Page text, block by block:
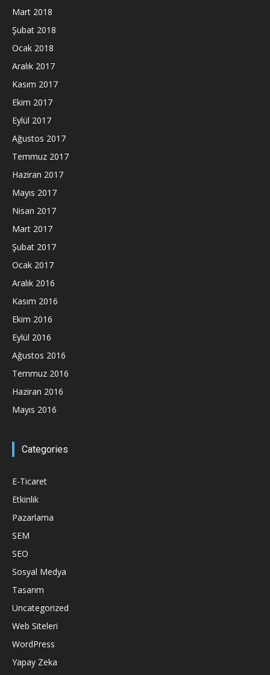
Mart 2018
Şubat 2018
Ocak 2018
Aralık 2017
Kasım 2017
Ekim 2017
Eylül 2017
Ağustos 2017
Temmuz 2017
Haziran 2017
Mayıs 2017
Nisan 2017
Mart 2017
Şubat 2017
Ocak 2017
Aralık 2016
Kasım 2016
Ekim 2016
Eylül 2016
Ağustos 2016
Temmuz 2016
Haziran 2016
Mayıs 2016
Categories
E-Ticaret
Etkinlik
Pazarlama
SEM
SEO
Sosyal Medya
Tasarım
Uncategorized
Web Siteleri
WordPress
Yapay Zeka